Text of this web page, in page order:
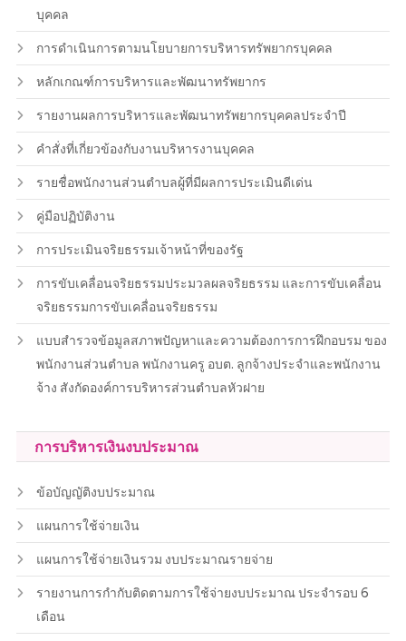
บุคคล
การดำเนินการตามนโยบายการบริหารทรัพยากรบุคคล
หลักเกณฑ์การบริหารและพัฒนาทรัพยากร
รายงานผลการบริหารและพัฒนาทรัพยากรบุคคลประจำปี
คำสั่งที่เกี่ยวข้องกับงานบริหารงานบุคคล
รายชื่อพนักงานส่วนตำบลผู้ที่มีผลการประเมินดีเด่น
คู่มือปฏิบัติงาน
การประเมินจริยธรรมเจ้าหน้าที่ของรัฐ
การขับเคลื่อนจริยธรรมประมวลผลจริยธรรม และการขับเคลื่อน
จริยธรรมการขับเคลื่อนจริยธรรม
แบบสำรวจข้อมูลสภาพปัญหาและความต้องการการฝึกอบรม ของ
พนักงานส่วนตำบล พนักงานครู อบต. ลูกจ้างประจำและพนักงาน
จ้าง สังกัดองค์การบริหารส่วนตำบลหัวฝาย
การบริหารเงินงบประมาณ
ข้อบัญญัติงบประมาณ
แผนการใช้จ่ายเงิน
แผนการใช้จ่ายเงินรวม งบประมาณรายจ่าย
รายงานการกำกับติดตามการใช้จ่ายงบประมาณ ประจำรอบ 6
เดือน